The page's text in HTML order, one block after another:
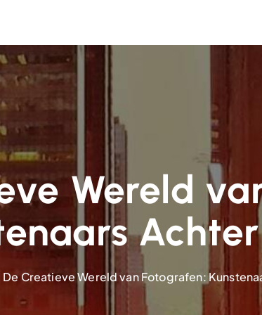
Wereld
De Creatieve Wereld van Fotografen: